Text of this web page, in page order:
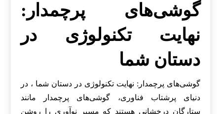
گوشی‌های پرچمدار:
نهایت تکنولوژی در
دستان شما
گوشی‌های پرچمدار: نهایت تکنولوژی در دستان شما ، در
دنیای پرشتاب فناوری، گوشی‌های پرچمدار مانند
ستارگان درخشانی هستند که مسیر نوآوری را روشن